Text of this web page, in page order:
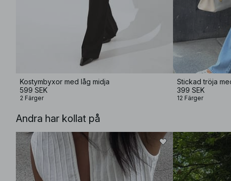
Kostymbyxor med låg midja
599 SEK
2 Färger
Stickad tröja
399 SEK
12 Färger
Andra har kollat på